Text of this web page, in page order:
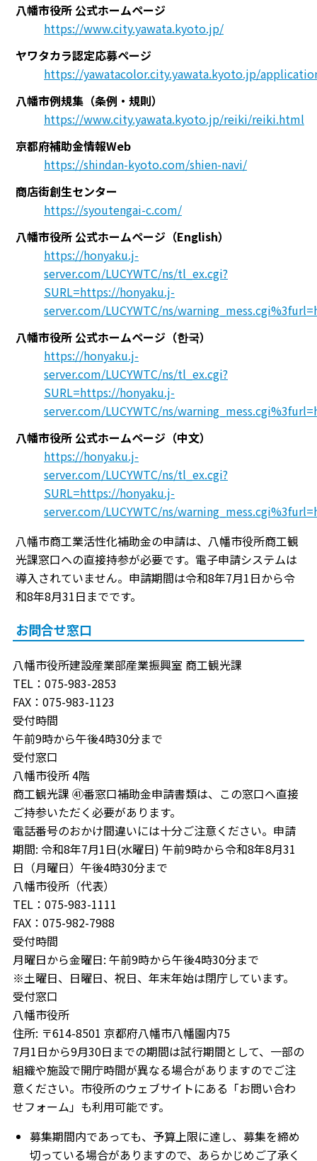
八幡市役所 公式ホームページ
https://www.city.yawata.kyoto.jp/
ヤワタカラ認定応募ページ
https://yawatacolor.city.yawata.kyoto.jp/
八幡市例規集（条例・規則）
https://www.city.yawata.kyoto.jp/reiki/reiki.html
京都府補助金情報Web
https://shindan-kyoto.com/shien-navi/
商店街創生センター
https://syoutengai-c.com/
八幡市役所 公式ホームページ（English）
https://honyaku.j-
server.com/LUCYWTC/ns/tl_ex.cgi?
SURL=https://honyaku.j-
server.com/LUCYWTC/ns/
八幡市役所 公式ホームページ（한국）
https://honyaku.j-
server.com/LUCYWTC/ns/tl_ex.cgi?
SURL=https://honyaku.j-
server.com/LUCYWTC/ns/
八幡市役所 公式ホームページ（中文）
https://honyaku.j-
server.com/LUCYWTC/ns/tl_ex.cgi?
SURL=https://honyaku.j-
server.com/LUCYWTC/ns/
八幡市商工業活性化補助金の申請は、八幡市役所商工観
光課窓口への直接持参が必要です。電子申請システムは
導入されていません。申請期間は令和8年7月1日から令
和8年8月31日までです。
お問合せ窓口
八幡市役所建設産業部産業振興室 商工観光課
TEL：075-983-2853
FAX：075-983-1123
受付時間
午前9時から午後4時30分まで
受付窓口
八幡市役所 4階
商工観光課 ㊶番窓口補助金申請書類は、この窓口へ直接
ご持参いただく必要があります。
電話番号のおかけ間違いには十分ご注意ください。申請
期間: 令和8年7月1日(水曜日) 午前9時から令和8年8月31
日（月曜日）午後4時30分まで
八幡市役所（代表）
TEL：075-983-1111
FAX：075-982-7988
受付時間
月曜日から金曜日: 午前9時から午後4時30分まで
※土曜日、日曜日、祝日、年末年始は閉庁しています。
受付窓口
八幡市役所
住所: 〒614-8501 京都府八幡市八幡園内75
7月1日から9月30日までの期間は試行期間として、一部の
組織や施設で開庁時間が異なる場合がありますのでご注
意ください。市役所のウェブサイトにある「お問い合わ
せフォーム」も利用可能です。
募集期間内であっても、予算上限に達し、募集を締め
切っている場合がありますので、あらかじめご了承く